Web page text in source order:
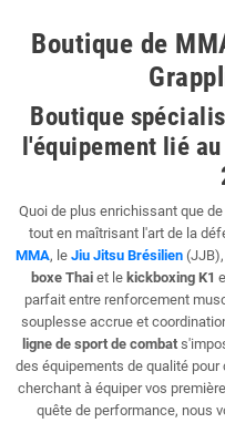
Boutique de
Boutique
l'équipement lié
Quoi de plus enrichissant que
tout en maîtrisant l'art de la
MMA, le Jiu Jitsu Brésilien(JJB),
boxe Thai et le kickboxing K1
parfait entre renforcement
souplesse accrue et
ligne de sport de combat
des équipements de qualité
cherchant à équiper vos
quête de performance, nous